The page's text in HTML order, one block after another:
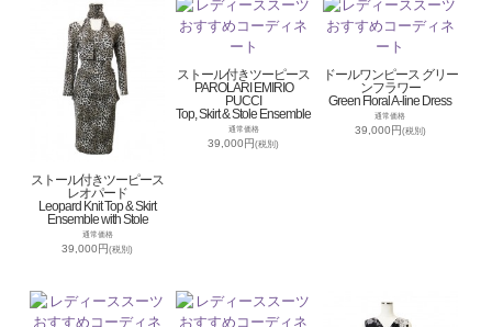
ストール付きツーピース
レオパード
Leopard Knit Top & Skirt
Ensemble with Stole
通常価格
39,000円(税別)
ストール付きツーピース
PAROLARI EMIRIO
PUCCI
Top, Skirt & Stole Ensemble
通常価格
39,000円(税別)
ドールワンピース グリー
ンフラワー
Green Floral A-line Dress
通常価格
39,000円(税別)